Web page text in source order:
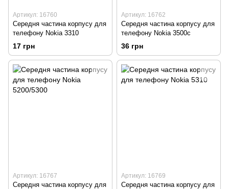
Артикул: 16760
Середня частина корпусу для
телефону Nokia 3310
17 грн
Артикул: 16762
Середня частина корпусу для
телефону Nokia 3500c
36 грн
Артикул: 16767
Середня частина корпусу для
Артикул: 16769
Середня частина корпусу для